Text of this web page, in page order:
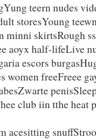
teern nudes
storesYoung
minni skirtsRough
aoyx half-lifeLive
escors
women freeFreee
club iin tthe heat
acesitting